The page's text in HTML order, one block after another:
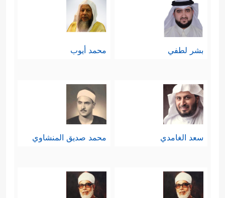
بشر لطفي محمد أيوب
سعد الغامدي محمد صديق المنشاوي